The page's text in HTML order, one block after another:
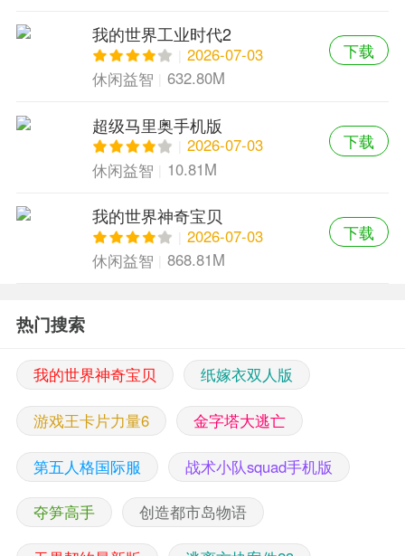
我的世界工业时代2
2026-07-03
休闲益智
632.80M
下载
超级马里奥手机版
2026-07-03
休闲益智
10.81M
下载
我的世界神奇宝贝
2026-07-03
休闲益智
868.81M
下载
热门搜索
我的世界神奇宝贝 纸嫁衣双人版
游戏王卡片力量6 金字塔大逃亡
第五人格国际服 战术小队squad手机版
夺笋高手 创造都市岛物语